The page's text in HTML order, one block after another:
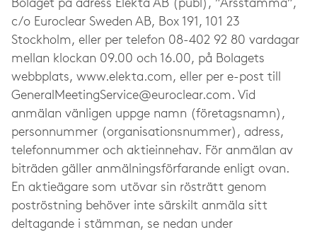
Bolaget på adress Elekta AB (publ), ”Årsstämma”,
c/o Euroclear Sweden AB, Box 191, 101 23
Stockholm, eller per telefon 08-402 92 80 vardagar
mellan klockan 09.00 och 16.00, på Bolagets
webbplats, www.elekta.com, eller per e-post till
GeneralMeetingService@euroclear.com. Vid
anmälan vänligen uppge namn (företagsnamn),
personnummer (organisationsnummer), adress,
telefonnummer och aktieinnehav. För anmälan av
biträden gäller anmälningsförfarande enligt ovan.
En aktieägare som utövar sin rösträtt genom
poströstning behöver inte särskilt anmäla sitt
deltagande i stämman, se nedan under